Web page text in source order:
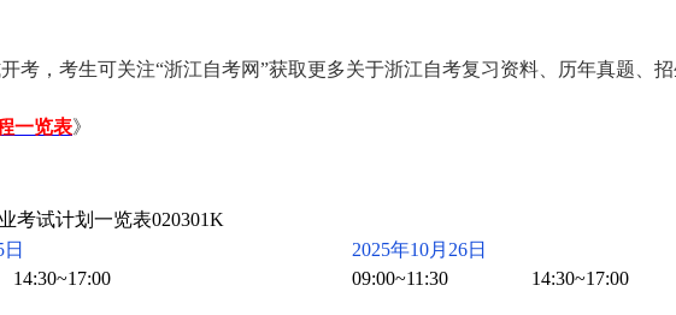
考，考生可关注“浙江自考网”获取更多关于浙江自考复习资料、历年真题、
一览表》
考试计划一览表020301K
2025年10月26日
14:30~17:00 09:00~11:30 14:30~17:00